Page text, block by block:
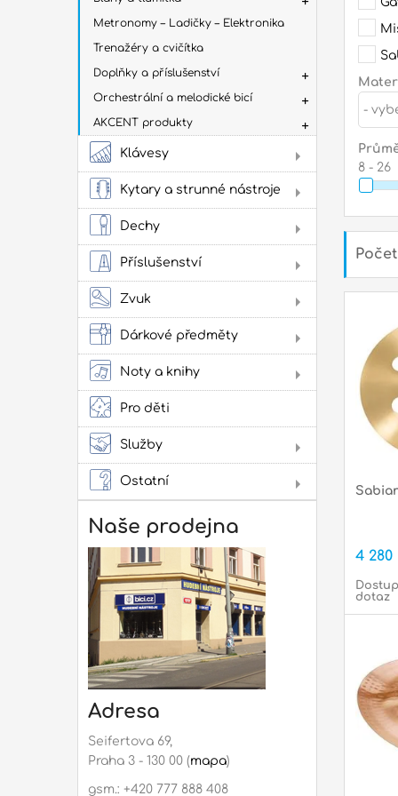
Metronomy – Ladičky – Elektronika
Trenažéry a cvičítka
Doplňky a příslušenství
Orchestrální a melodické bicí
AKCENT produkty
Klávesy
Kytary a strunné nástroje
Dechy
Příslušenství
Zvuk
Dárkové předměty
Noty a knihy
Pro děti
Služby
Ostatní
Naše prodejna
Adresa
Seifertova 69,
Praha 3 - 130 00 (mapa)
gsm.: +420 777 888 408
-
8
26
4 280
dotaz